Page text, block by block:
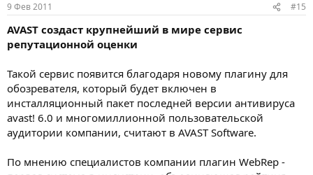
9 Фев 2011 #15
AVAST создаст крупнейший в мире сервис
репутационной оценки
Такой сервис появится благодаря новому плагину для
обозревателя, который будет включен в
инсталляционный пакет последней версии антивируса
avast! 6.0 и многомиллионной пользовательской
аудитории компании, считают в AVAST Software.
По мнению специалистов компании плагин WebRep -